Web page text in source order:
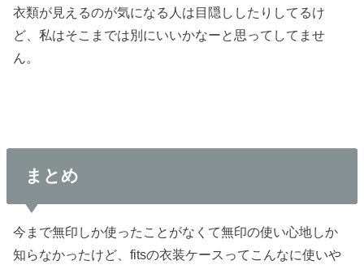
衣類が見えるのが気になる人は目隠ししたりしてるけ
ど、私はそこまでは別にいいかなーと思ってしてませ
ん。
まとめ
今まで無印しか使ったことがなくて無印の使い心地しか
知らなかったけど、fitsの衣装ケースってこんなに使いや